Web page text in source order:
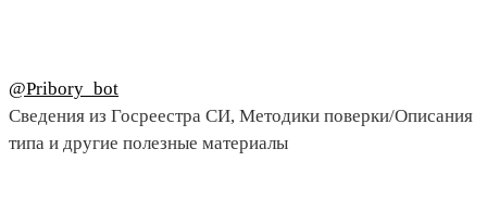
@Pribory_bot
Сведения из Госреестра СИ, Методики поверки/Описания
типа и другие полезные материалы